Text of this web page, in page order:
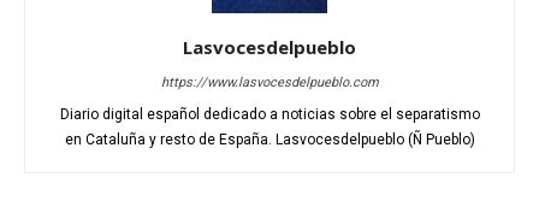
Lasvocesdelpueblo
https://www.lasvocesdelpueblo.com
Diario digital español dedicado a noticias sobre el separatismo
en Cataluña y resto de España. Lasvocesdelpueblo (Ñ Pueblo)